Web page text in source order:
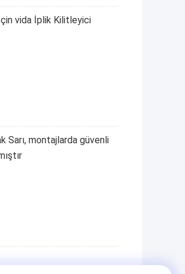
vida İplik Kilitleyici
Sarı, montajlarda güvenli